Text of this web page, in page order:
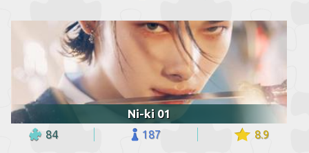
Ni-ki 01
84 187 8.9